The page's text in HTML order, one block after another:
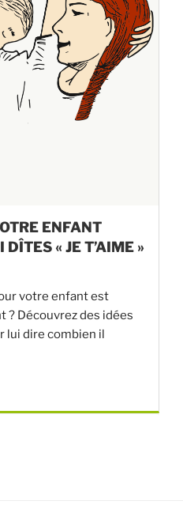
ENFANT
DÎTES « JE T’AIME »
votre enfant est
? Découvrez des idées
lui dire combien il